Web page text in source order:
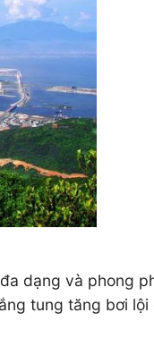
dạng và phong
tung tăng bơi